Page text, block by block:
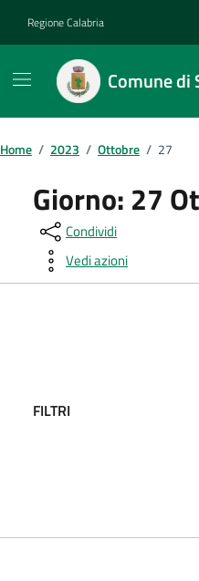
Regione Calabria
Comune di
Home / 2023 / Ottobre / 27
Giorno: 27
Condividi
Vedi azioni
FILTRI